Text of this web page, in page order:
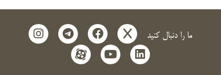
ما را دنبال کنید x
facebook
telegram
instagram
linkedin
youtube
aparat